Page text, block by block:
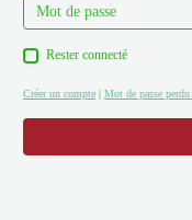
Rester connecté
Créer un compte | Mot de passe perdu